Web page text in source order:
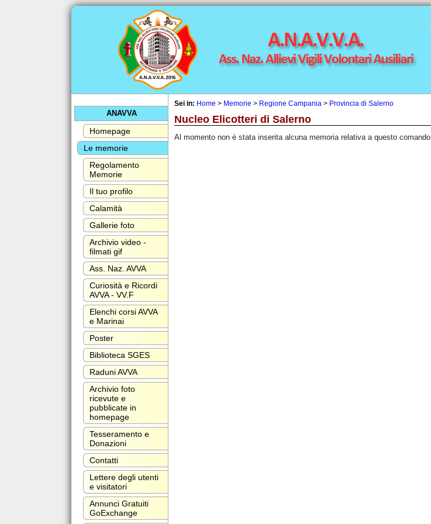
ANAVVA
Homepage
Le memorie
Regolamento
Memorie
Il tuo profilo
Calamità
Gallerie foto
Archivio video -
filmati gif
Ass. Naz. AVVA
Curiosità e Ricordi
AVVA - VV.F
Elenchi corsi AVVA
e Marinai
Poster
Biblioteca SGES
Raduni AVVA
Archivio foto
ricevute e
pubblicate in
homepage
Tesseramento e
Donazioni
Contatti
Lettere degli utenti
e visitatori
Annunci Gratuiti
GoExchange
Sei in: Home > Memorie > Regione Campania > Provincia di Salerno
Nucleo Elicotteri di Salerno
Al momento non è stata inserita alcuna memoria relativa a questo comando